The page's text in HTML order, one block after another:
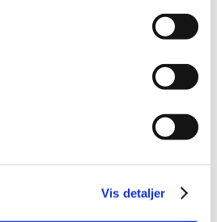
Vis detaljer